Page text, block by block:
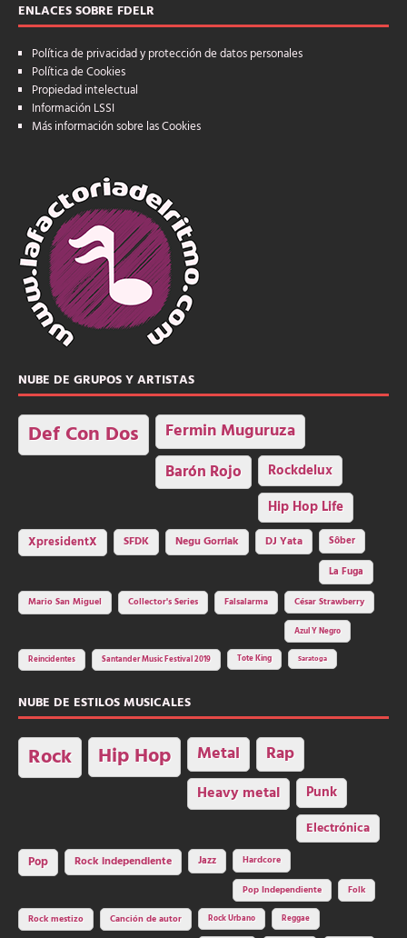
ENLACES SOBRE FDELR
Política de privacidad y protección de datos personales
Política de Cookies
Propiedad intelectual
Información LSSI
Más información sobre las Cookies
NUBE DE GRUPOS Y ARTISTAS
Def Con Dos Fermin Muguruza
Barón Rojo Rockdelux
Hip Hop Life
XpresidentX SFDK Negu Gorriak DJ Yata
Sôber
La Fuga
Mario San Miguel
Collector's Series Falsalarma César Strawberry
Azul Y Negro
Reincidentes Santander Music Festival 2019 Tote King Saratoga
NUBE DE ESTILOS MUSICALES
Rock Hip Hop Metal Rap
Heavy metal Punk
Electrónica
Pop Rock independiente Jazz Hardcore
Pop Independiente Folk
Rock mestizo Canción de autor Rock Urbano Reggae